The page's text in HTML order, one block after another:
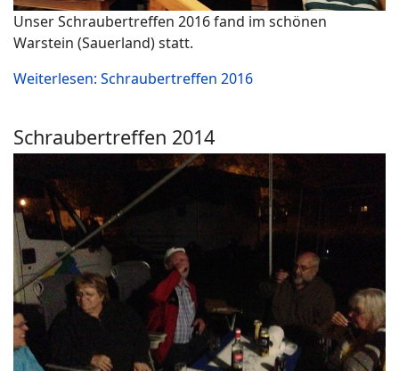
Unser Schraubertreffen 2016 fand im schönen
Warstein (Sauerland) statt.
Weiterlesen: Schraubertreffen 2016
Schraubertreffen 2014